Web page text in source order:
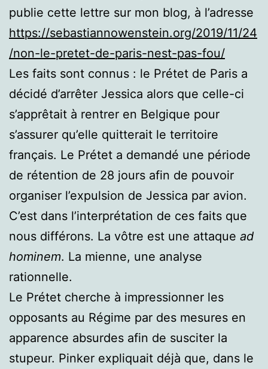
publie cette lettre sur mon blog, à l’adresse
https://sebastiannowenstein.org/2019/11/24
/non-le-pretet-de-paris-nest-pas-fou/
Les faits sont connus : le Prétet de Paris a
décidé d’arrêter Jessica alors que celle-ci
s’apprêtait à rentrer en Belgique pour
s’assurer qu’elle quitterait le territoire
français. Le Prétet a demandé une période
de rétention de 28 jours afin de pouvoir
organiser l’expulsion de Jessica par avion.
C’est dans l’interprétation de ces faits que
nous différons. La vôtre est une attaque ad
hominem. La mienne, une analyse
rationnelle.
Le Prétet cherche à impressionner les
opposants au Régime par des mesures en
apparence absurdes afin de susciter la
stupeur. Pinker expliquait déjà que, dans le